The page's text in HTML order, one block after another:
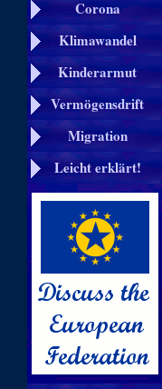
Corona
Klimawandel
Kinderarmut
Vermögensdrift
Migration
Leicht erklärt!